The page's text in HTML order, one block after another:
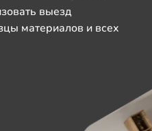
выезд
материалов и всех